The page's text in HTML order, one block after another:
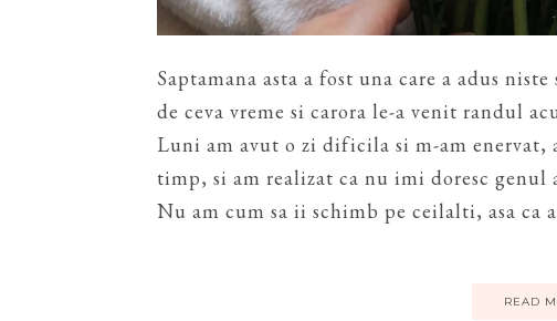
Saptamana asta a fost una care a adus
de ceva vreme si carora le-a venit randul
Luni am avut o zi dificila si m-am enervat,
timp, si am realizat ca nu imi doresc genul
Nu am cum sa ii schimb pe ceilalti, asa ca
READ